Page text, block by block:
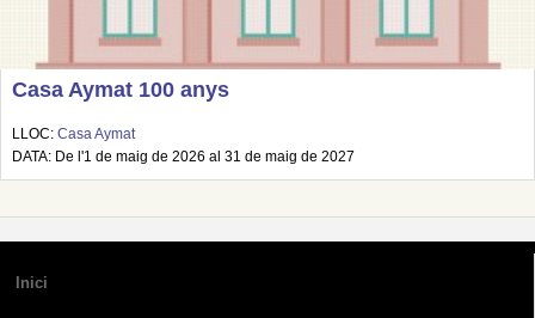
Casa Aymat 100 anys
LLOC: Casa Aymat
DATA: De l'1 de maig de 2026 al 31 de maig de 2027
Inici